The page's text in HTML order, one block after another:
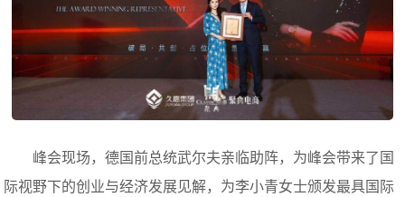
峰会现场，德国前总统武尔夫亲临助阵，为峰会带来了国
际视野下的创业与经济发展见解，为李小青女士颁发最具国际